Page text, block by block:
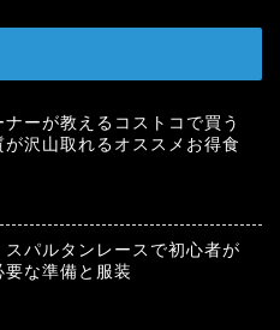
ーが教えるコストコで買う
沢山取れるオススメお得食
スパルタンレースで初心者が
な準備と服装